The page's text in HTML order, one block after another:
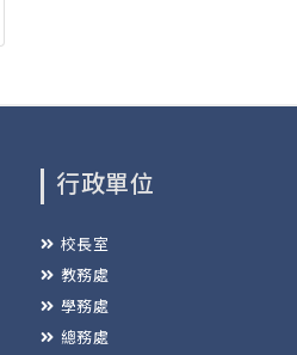
行政單位
校長室
教務處
學務處
總務處